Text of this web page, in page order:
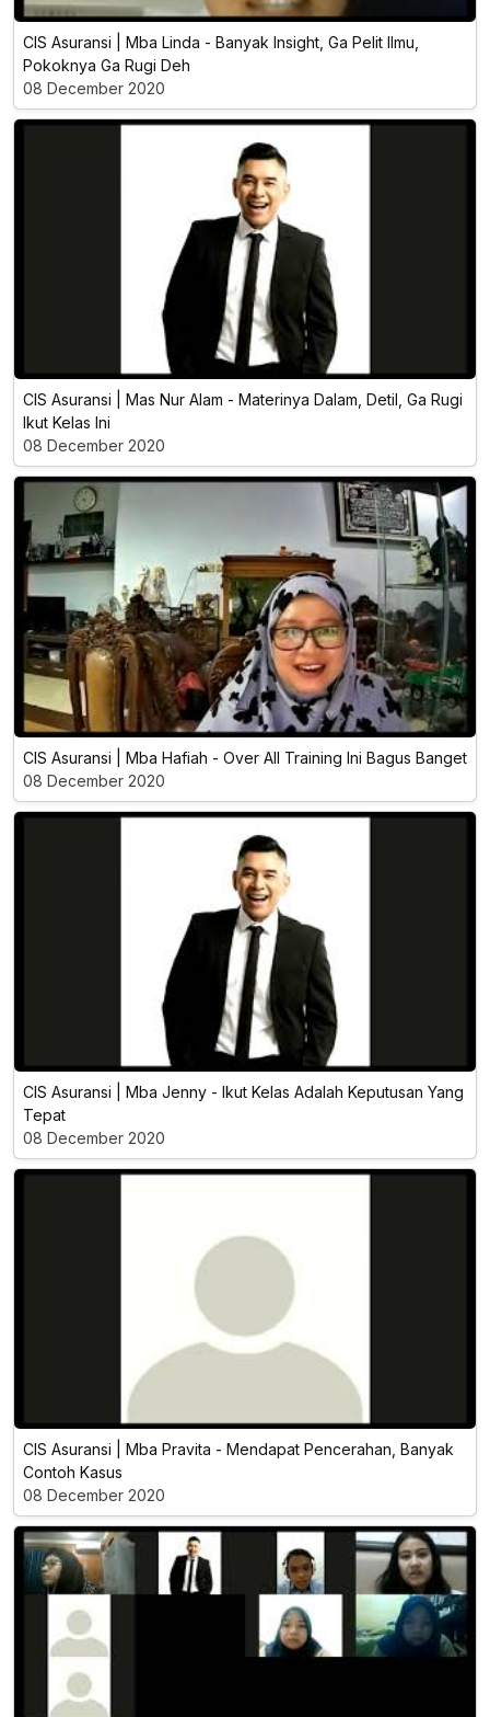
CIS Asuransi | Mba Linda - Banyak Insight, Ga Pelit Ilmu,
Pokoknya Ga Rugi Deh
08 December 2020
CIS Asuransi | Mas Nur Alam - Materinya Dalam, Detil, Ga Rugi
Ikut Kelas Ini
08 December 2020
CIS Asuransi | Mba Hafiah - Over All Training Ini Bagus Banget
08 December 2020
CIS Asuransi | Mba Jenny - Ikut Kelas Adalah Keputusan Yang
Tepat
08 December 2020
CIS Asuransi | Mba Pravita - Mendapat Pencerahan, Banyak
Contoh Kasus
08 December 2020